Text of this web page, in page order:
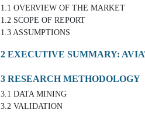
1.1 OVERVIEW OF THE MARKET
1.2 SCOPE OF REPORT
1.3 ASSUMPTIONS
2 EXECUTIVE SUMMARY:
3 RESEARCH METHODOLOGY
3.1 DATA MINING
3.2 VALIDATION